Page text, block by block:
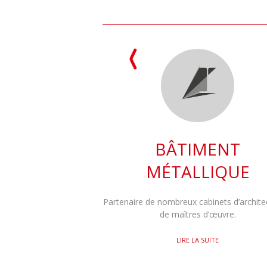
BÂTIMENT
MÉTALLIQUE
Partenaire de nombreux cabinets
de maîtres d’œuvre.
LIRE LA SUITE